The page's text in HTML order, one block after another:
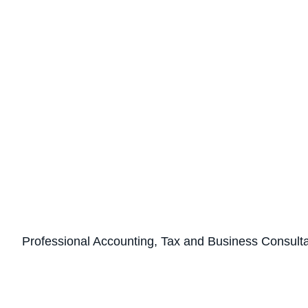
Professional Accounting, Tax and Business